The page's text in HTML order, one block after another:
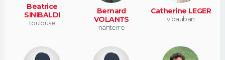
Beatrice
SINIBALDI
toulouse
Bernard
VOLANTS
nanterre
Catherine LEGER
vidauban